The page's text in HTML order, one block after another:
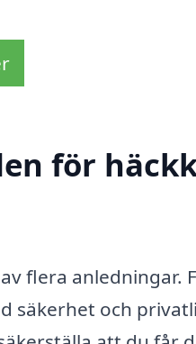
för
flera anledningar.
säkerhet och